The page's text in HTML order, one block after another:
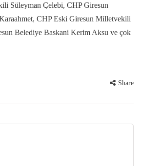
Süleyman Çelebi, CHP Giresun
CHP Eski Giresun Milletvekili
Belediye Baskani Kerim Aksu ve çok
Share